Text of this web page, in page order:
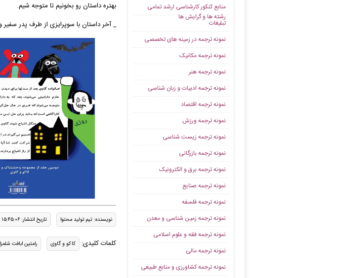
منابع کنکور کارشناسی ارشد تمامی
رشته ها و گرایش ها
تبلیغات
نمونه ترجمه در زمینه های تخصصی
نمونه ترجمه مکانیک
نمونه ترجمه هنر
نمونه ترجمه ادبیات و زبان شناسی
نمونه ترجمه اقتصاد
نمونه ترجمه ورزش
نمونه ترجمه زیست شناسی
نمونه ترجمه بازرگانی
نمونه ترجمه برق و الکترونیک
نمونه ترجمه صنایع
نمونه ترجمه فلسفه
نمونه ترجمه زمین شناسی و معدن
نمونه ترجمه فقه و علوم اسلامی
نمونه ترجمه مالی
نمونه ترجمه کشاورزی و منابع طبیعی
بهتره داستان رو بخونیم تا متوجه شیم.
_ آخر داستان با سوپرایزی از طرف پدر
نویسنده: تیم تولید محتوا تاریخ انتشار: ۱۵:۴۵:۰۶ چهارشنبه ۱۴۰۲/۰۳/۱۰
کلمات کلیدی: کاکو و گاوی رامتین ابافت